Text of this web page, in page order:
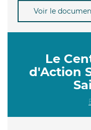
Voir le
Le
d'Action